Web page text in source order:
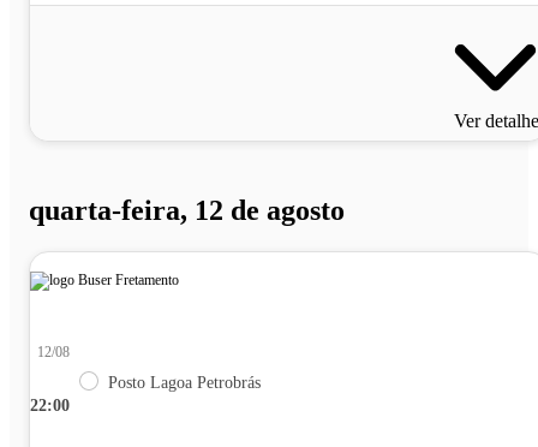
Ver
quarta-feira, 12 de agosto
22:00
12/08
Posto Lagoa Petrobrás